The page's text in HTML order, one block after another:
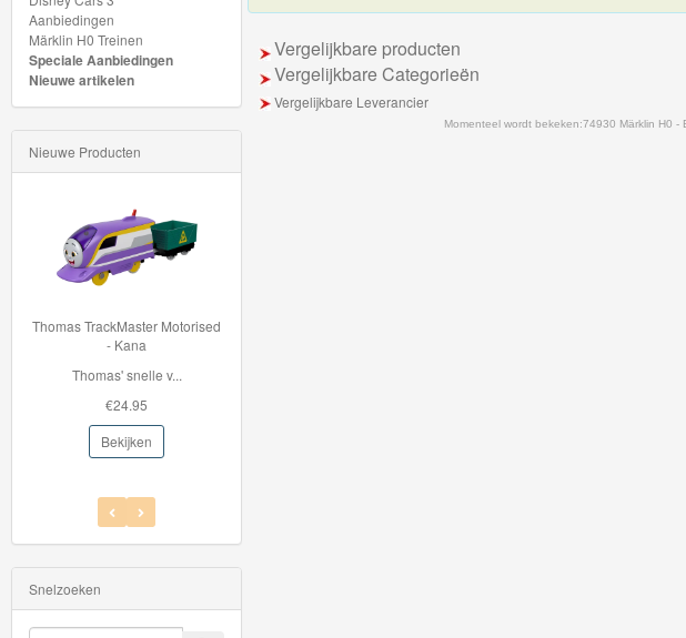
2025
Startsets
Thema
Uitbreidingsets
Bouwsteentreinen
Jim
Knoop
-
Knopf
Diesellocomotieven
Electrische
Locomotieven
Vergelijkbare producten
Vergelijkbare Categorieën
Vergelijkbare Leverancier
Momenteel wordt bekeken:74930 Märklin H0 -
Aanbiedingen
Märklin H0 Treinen
Speciale Aanbiedingen
Nieuwe artikelen
Nieuwe Producten
TrackMaster Motorised
Thomas' snelle v...
Bekijken
BJT263 Bigjigstrein tunnel -
Snelzoeken